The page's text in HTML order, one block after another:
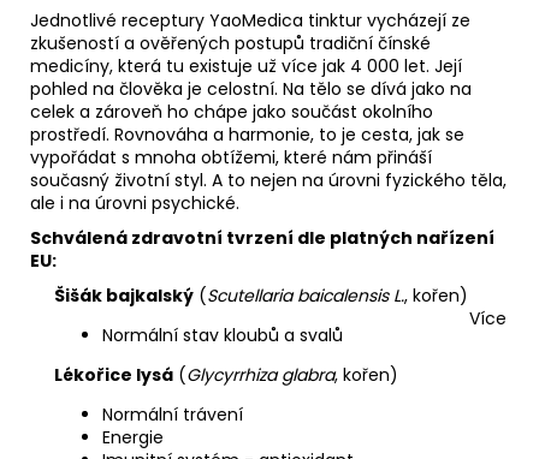
Jednotlivé receptury YaoMedica tinktur vycházejí ze
zkušeností a ověřených postupů tradiční čínské
medicíny, která tu existuje už více jak 4 000 let. Její
pohled na člověka je celostní. Na tělo se dívá jako na
celek a zároveň ho chápe jako součást okolního
prostředí. Rovnováha a harmonie, to je cesta, jak se
vypořádat s mnoha obtížemi, které nám přináší
současný životní styl. A to nejen na úrovni fyzického těla,
ale i na úrovni psychické.
Schválená zdravotní tvrzení dle platných nařízení
EU:
Šišák bajkalský (Scutellaria baicalensis L., kořen)
Normální stav kloubů a svalů
Lékořice lysá (Glycyrrhiza glabra, kořen)
Normální trávení
Energie
Více